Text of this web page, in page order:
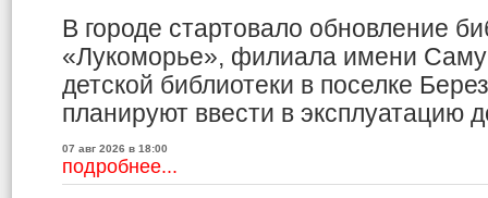
В городе стартовало обновление
«Лукоморье», филиала имени
детской библиотеки в поселке
планируют ввести в эксплуатацию
07 авг 2026 в 18:00
подробнее...